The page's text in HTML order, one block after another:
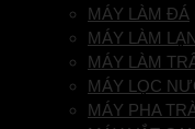
MÁY LÀM ĐÁ
MÁY LÀM
MÁY LÀM
MÁY LỌC
MÁY PHA